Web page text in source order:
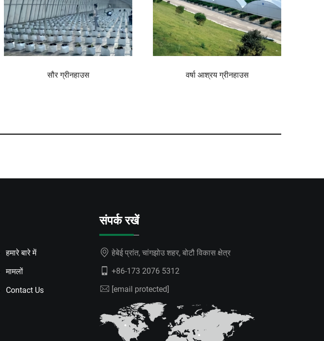
सौर ग्रीनहाउस वर्षा आश्रय ग्रीनहाउस
हमारे बारे में
मामलों
Contact Us
संपर्क रखें
हेबेई प्रांत, चांगझोउ शहर, बोटौ विकास क्षेत्र
+86-173 2076 5312
[email protected]